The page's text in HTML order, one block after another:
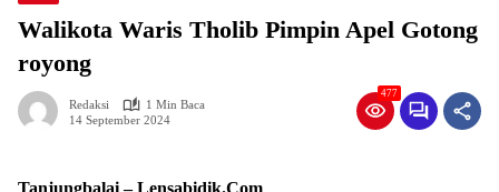
Walikota Waris Tholib Pimpin Apel Gotong
royong
Redaksi
1 Min Baca
14 September 2024
477
Tanjungbalai – Lensabidik.Com